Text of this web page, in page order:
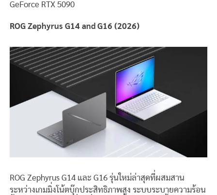
GeForce RTX 5090
ROG Zephyrus G14 and G16 (2026)
ROG Zephyrus G14 และ G16 รุ่นใหม่ล่าสุดที่ผสมสาน
ระหว่างเกมมิ่งโน้ตบุ๊กประสิทธิภาพสูง ระบบระบายความร้อน